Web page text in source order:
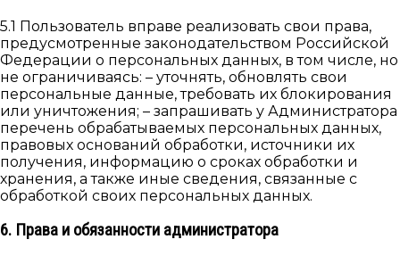
5.1 Пользователь вправе реализовать свои права,
предусмотренные законодательством Российской
Федерации о персональных данных, в том числе, но
не ограничиваясь: – уточнять, обновлять свои
персональные данные, требовать их блокирования
или уничтожения; – запрашивать у Администратора
перечень обрабатываемых персональных данных,
правовых оснований обработки, источники их
получения, информацию о сроках обработки и
хранения, а также иные сведения, связанные с
обработкой своих персональных данных.
6. Права и обязанности администратора